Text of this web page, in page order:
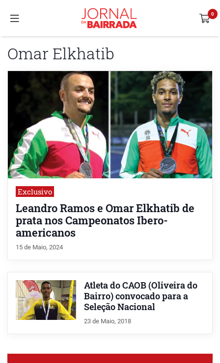
Omar Elkhatib
Exclusivo
Leandro Ramos e Omar Elkhatib de
prata nos Campeonatos Ibero-
americanos
15 de Maio, 2024
Atleta do CAOB (Oliveira do
Bairro) convocado para a
Seleção Nacional
23 de Maio, 2018